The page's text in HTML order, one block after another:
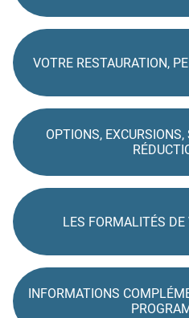
VOTRE RESTAURATION,
OPTIONS,
LES FORMALITÉS DE
INFORMATIONS